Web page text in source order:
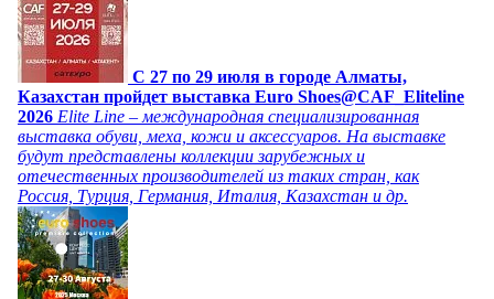
C 27 по 29 июля в городе Алматы,
Казахстан пройдет выставка Euro Shoes@CAF_Eliteline
2026 Elite Line – международная специализированная
выставка обуви, меха, кожи и аксессуаров. На выставке
будут представлены коллекции зарубежных и
отечественных производителей из таких стран, как
Россия, Турция, Германия, Италия, Казахстан и др.